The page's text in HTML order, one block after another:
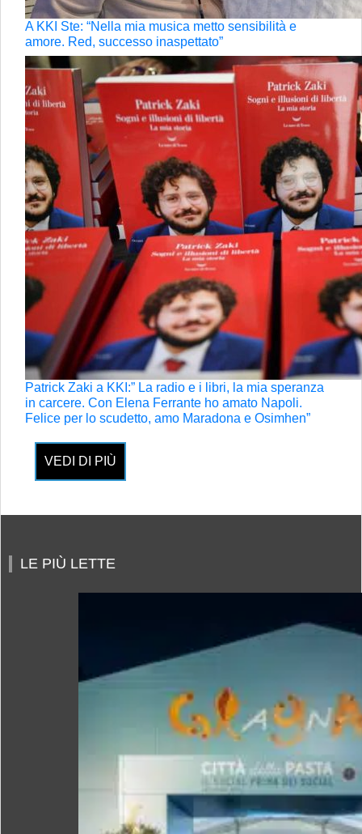
A KKI Ste: “Nella mia musica metto sensibilità e
amore. Red, successo inaspettato”
Patrick Zaki a KKI:” La radio e i libri, la mia speranza
in carcere. Con Elena Ferrante ho amato Napoli.
Felice per lo scudetto, amo Maradona e Osimhen”
VEDI DI PIÙ
LE PIÙ LETTE